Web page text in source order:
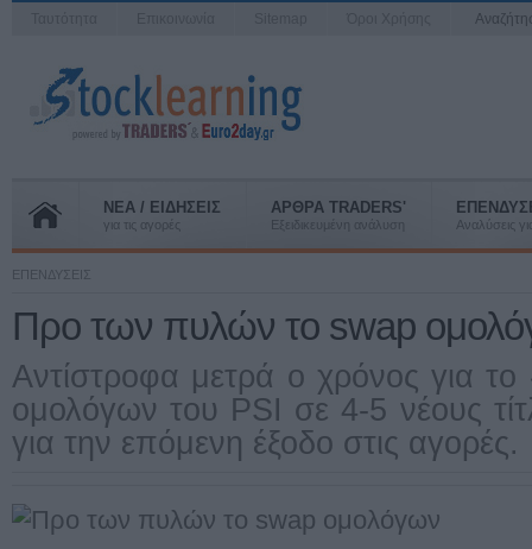
ΝΕΑ / ΕΙΔΗΣΕΙΣ
για τις αγορές
ΑΡΘΡΑ TRADERS'
Εξειδικευμένη ανάλυση Αναλύσεις
ΕΠΕΝΔΥΣΕΙΣ
Προ των πυλών το swap
Αντίστροφα μετρά ο χρόνος για
ομολόγων του PSI σε 4-5 νέους
για την επόμενη έξοδο στις αγορές.